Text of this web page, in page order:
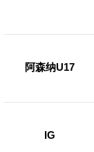
阿森纳U17
IG